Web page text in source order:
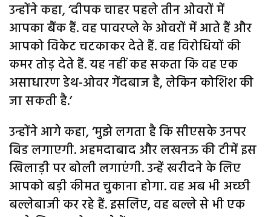
उन्होंने कहा, ‘दीपक चाहर पहले तीन ओवरों में
आपका बैंक हैं. वह पावरप्ले के ओवरों में आते हैं और
आपको विकेट चटकाकर देते हैं. वह विरोधियों की
कमर तोड़ देते हैं. यह नहीं कह सकता कि वह एक
असाधारण डेथ-ओवर गेंदबाज है, लेकिन कोशिश की
जा सकती है.’
उन्होंने आगे कहा, ‘मुझे लगता है कि सीएसके उनपर
बिड लगाएगी. अहमदाबाद और लखनऊ की टीमें इस
खिलाड़ी पर बोली लगाएंगी. उन्हें खरीदने के लिए
आपको बड़ी कीमत चुकाना होगा. वह अब भी अच्छी
बल्लेबाजी कर रहे हैं. इसलिए, वह बल्ले से भी एक